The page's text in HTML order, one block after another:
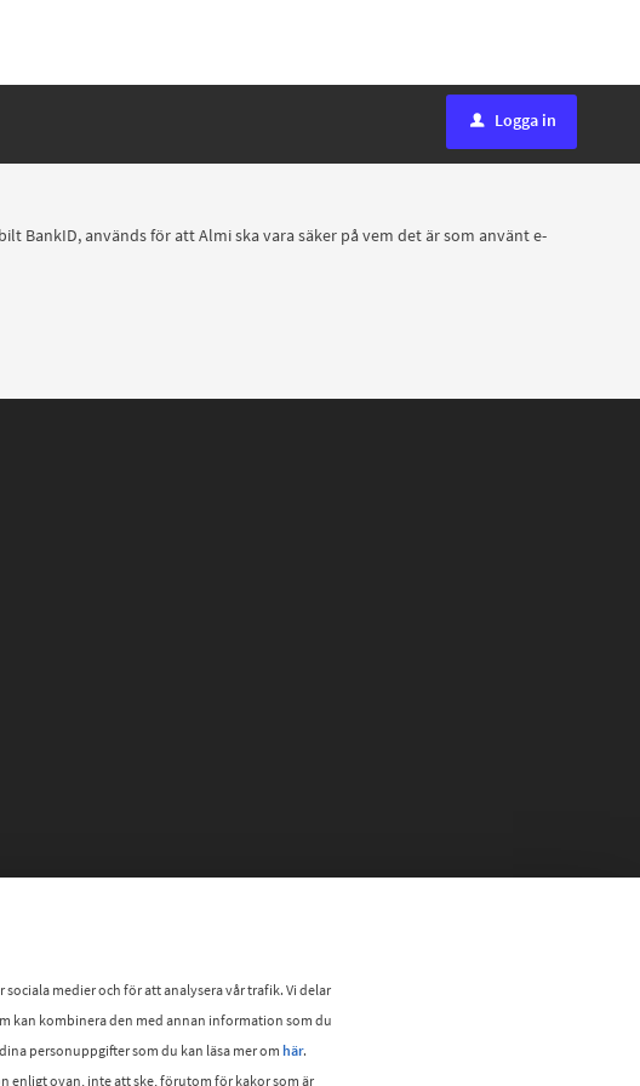
u Logga in
medier och för att analysera vår trafik. Vi delar
kan kombinera den med annan information som du
personuppgifter som du kan läsa mer om här.
enligt ovan, inte att ske, förutom för kakor som är
BankID, används för att Almi ska vara säker på vem det är som använt e-